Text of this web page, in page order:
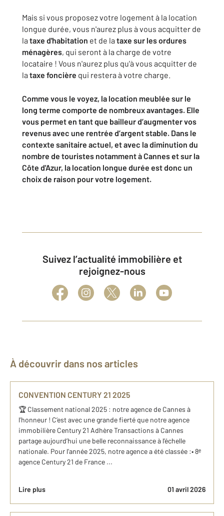
Mais si vous proposez votre logement à la location
longue durée, vous n'aurez plus à vous acquitter de
la taxe d'habitation et de la taxe sur les ordures
ménagères, qui seront à la charge de votre
locataire ! Vous n'aurez plus qu'à vous acquitter de
la taxe foncière qui restera à votre charge.
Comme vous le voyez, la location meublée sur le
long terme comporte de nombreux avantages. Elle
vous permet en tant que bailleur d’augmenter vos
revenus avec une rentrée d’argent stable. Dans le
contexte sanitaire actuel, et avec la diminution du
nombre de touristes notamment à Cannes et sur la
Côte d'Azur, la location longue durée est donc un
choix de raison pour votre logement.
Suivez l’actualité immobilière et
rejoignez-nous
À découvrir dans nos articles
CONVENTION CENTURY 21 2025
🏆 Classement national 2025 : notre agence de Cannes à
l’honneur ! C’est avec une grande fierté que notre agence
immobilière Century 21 Adhère Transactions à Cannes
partage aujourd’hui une belle reconnaissance à l’échelle
nationale. Pour l’année 2025, notre agence a été classée :• 8ᵉ
agence Century 21 de France ...
Lire plus 01 avril 2026